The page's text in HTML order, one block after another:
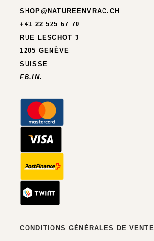
SHOP@NATUREENVRAC.CH
+41 22 525 67 70
RUE LESCHOT 3
1205 GENÈVE
SUISSE
FB.IN.
CONDITIONS GÉNÉRALES DE VENTE